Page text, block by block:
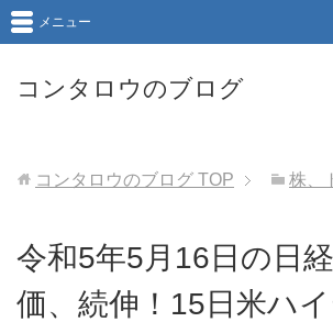
コンタロウのブログ
メニュー
コンタロウのブログ TOP 株、
令和5年5月16日の日
価、続伸！15日米ハ